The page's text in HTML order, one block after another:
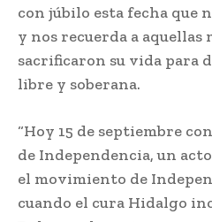
con júbilo esta fecha que
y nos recuerda a aquellas
sacrificaron su vida para
libre y soberana.
“Hoy 15 de septiembre
de Independencia, un
el movimiento de
cuando el cura Hidalgo